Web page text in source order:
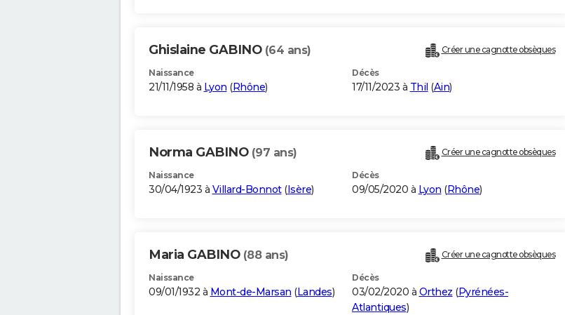
Ghislaine GABINO (64 ans) Créer une cagnotte obsèques
Naissance
21/11/1958 à Lyon (Rhône)
Décès
17/11/2023 à Thil (Ain)
Norma GABINO (97 ans) Créer une cagnotte obsèques
Naissance
30/04/1923 à Villard-Bonnot(Isère)
Décès
09/05/2020 à Lyon (Rhône)
Maria GABINO (88 ans) Créer une cagnotte obsèques
Naissance
09/01/1932 à Mont-de-Marsan (Landes)
Décès
03/02/2020 à Orthez (Pyrénées-
Atlantiques)